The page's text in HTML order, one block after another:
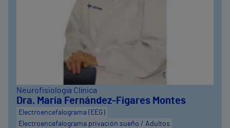
Neurofisiología Clínica
Dra. María Fernández-Fígares Montes
Electroencefalograma (EEG)
Electroencefalograma privación sueño / Adultos